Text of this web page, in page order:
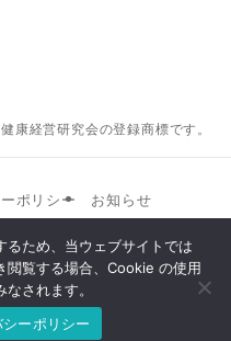
康経営研究会の登録商標です。
ポリシー
お知らせ
ゼル
るため、当ウェブサイトでは
閲覧する場合、Cookie の使用
されます。
ーポリシー